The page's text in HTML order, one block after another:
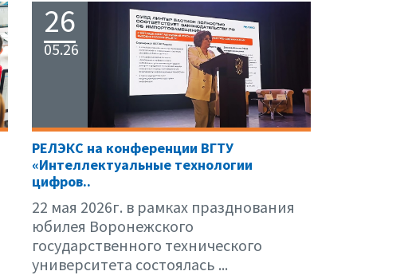
26
05.26
РЕЛЭКС на конференции ВГТУ
«Интеллектуальные технологии
цифров..
22 мая 2026г. в рамках празднования
юбилея Воронежского
государственного технического
университета состоялась ...